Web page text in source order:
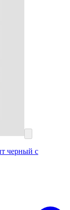
черный с